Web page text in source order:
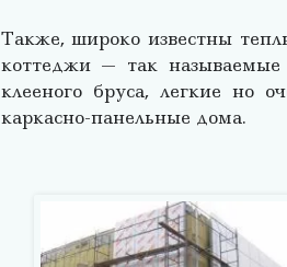
Также, широко известны
коттеджи — так называемые
клееного бруса, легкие но
каркасно-панельные дома.